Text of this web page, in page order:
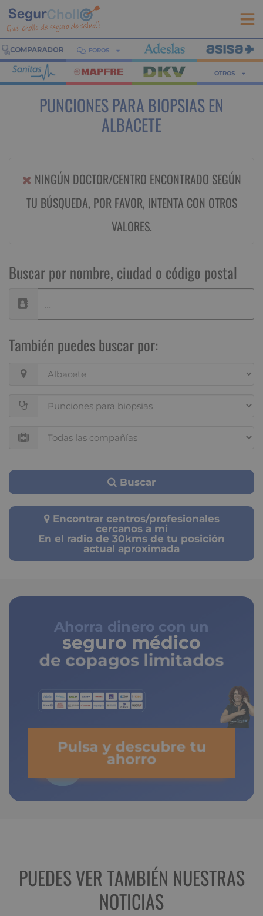
FOROS
OTROS
PUNCIONES PARA BIOPSIAS EN
ALBACETE
NINGÚN DOCTOR/CENTRO ENCONTRADO SEGÚN
TU BÚSQUEDA, POR FAVOR, INTENTA CON OTROS
VALORES.
Buscar por nombre, ciudad o código postal
También puedes buscar por:
Buscar
Encontrar centros/profesionales
cercanos a mi
En el radio de 30kms de tu posición
actual aproximada
Ahorra dinero con un
seguro médico
de copagos limitados
Pulsa y descubre tu
ahorro
PUEDES VER TAMBIÉN NUESTRAS
NOTICIAS